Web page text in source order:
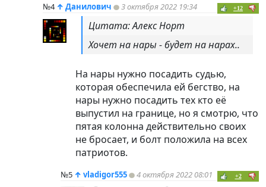
№4 ↑ Данилович 3 октября 2022 19:34 +12
Цитата: Алекс Норт
Хочет на нары - будет на нарах..
На нары нужно посадить судью,
которая обеспечила ей бегство, на
нары нужно посадить тех кто её
выпустил на границе, но я смотрю, что
пятая колонна действительно своих
не бросает, и болт положила на всех
патриотов.
№5 ↑ vladigor555 4 октября 2022 08:01 +2